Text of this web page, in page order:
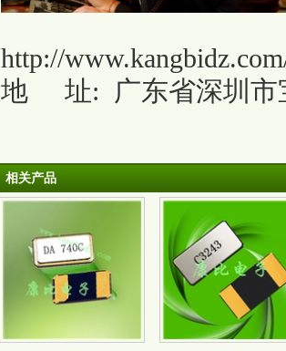
http://
地 址: 广东省深圳市
相关产品